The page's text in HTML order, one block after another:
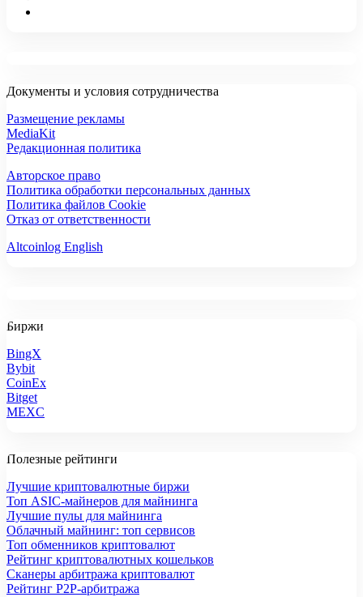
Документы и условия сотрудничества
Размещение рекламы
MediaKit
Редакционная политика
Авторское право
Политика обработки персональных данных
Политика файлов Cookie
Отказ от ответственности
Altcoinlog English
Биржи
BingX
Bybit
CoinEx
Bitget
MEXC
Полезные рейтинги
Лучшие криптовалютные биржи
Топ ASIC-майнеров для майнинга
Лучшие пулы для майнинга
Облачный майнинг: топ сервисов
Топ обменников криптовалют
Рейтинг криптовалютных кошельков
Сканеры арбитража криптовалют
Рейтинг P2P-арбитража